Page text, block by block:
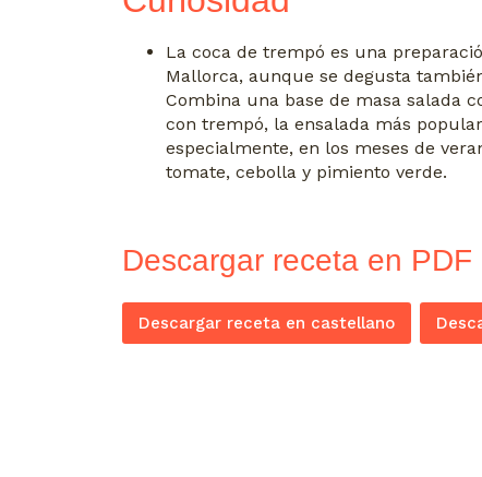
La coca de trempó es una
Mallorca, aunque se degusta
Combina una base de masa salada
con trempó, la ensalada más
especialmente, en los meses de
tomate, cebolla y pimiento verde.
Descargar receta en PDF
Descargar receta en castellano